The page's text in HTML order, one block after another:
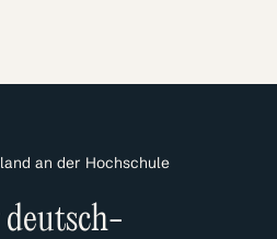
an der Hochschule